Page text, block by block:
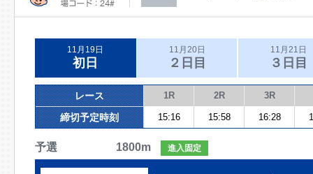
11月19日
初日
11月20日
２日目
11月21日
３日目
レース 1R 2R 3R
締切予定時刻 15:16 15:58 16:28
予選 1800m 進入固定